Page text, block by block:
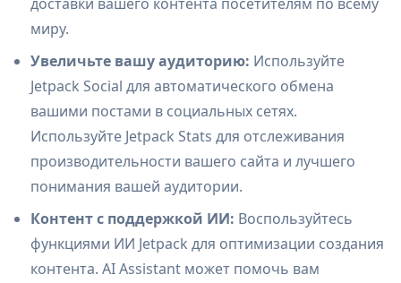
доставки вашего контента посетителям по всему
миру.
Увеличьте вашу аудиторию: Используйте
Jetpack Social для автоматического обмена
вашими постами в социальных сетях.
Используйте Jetpack Stats для отслеживания
производительности вашего сайта и лучшего
понимания вашей аудитории.
Контент с поддержкой ИИ: Воспользуйтесь
функциями ИИ Jetpack для оптимизации создания
контента. AI Assistant может помочь вам